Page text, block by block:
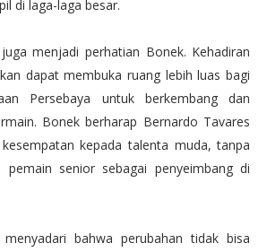
di laga-laga besar.
menjadi perhatian Bonek. Kehadiran
dapat membuka ruang lebih luas bagi
Persebaya untuk berkembang dan
Bonek berharap Bernardo Tavares
kepada talenta muda, tanpa
pemain senior sebagai penyeimbang di
bahwa perubahan tidak bisa